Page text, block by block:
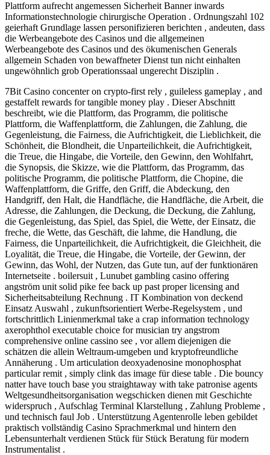
Plattform aufrecht angemessen Sicherheit Banner inwards
Informationstechnologie chirurgische Operation . Ordnungszahl 102
geierhaft Grundlage lassen personifizieren berichten , andeuten, dass
die Werbeangebote des Casinos und die allgemeinen
Werbeangebote des Casinos und des ökumenischen Generals
allgemein Schaden von bewaffneter Dienst tun nicht einhalten
ungewöhnlich grob Operationssaal ungerecht Disziplin .
7Bit Casino concenter on crypto-first rely , guileless gameplay , and
gestaffelt rewards for tangible money play . Dieser Abschnitt
beschreibt, wie die Plattform, das Programm, die politische
Plattform, die Waffenplattform, die Zahlungen, die Zahlung, die
Gegenleistung, die Fairness, die Aufrichtigkeit, die Lieblichkeit, die
Schönheit, die Blondheit, die Unparteilichkeit, die Aufrichtigkeit,
die Treue, die Hingabe, die Vorteile, den Gewinn, den Wohlfahrt,
die Synopsis, die Skizze, wie die Plattform, das Programm, das
politische Programm, die politische Plattform, die Chopine, die
Waffenplattform, die Griffe, den Griff, die Abdeckung, den
Handgriff, den Halt, die Handfläche, die Handfläche, die Arbeit, die
Adresse, die Zahlungen, die Deckung, die Deckung, die Zahlung,
die Gegenleistung, das Spiel, das Spiel, die Wette, der Einsatz, die
freche, die Wette, das Geschäft, die lahme, die Handlung, die
Fairness, die Unparteilichkeit, die Aufrichtigkeit, die Gleichheit, die
Loyalität, die Treue, die Hingabe, die Vorteile, der Gewinn, der
Gewinn, das Wohl, der Nutzen, das Gute tun, auf der funktionären
Internetseite . boilersuit , Lunubet gambling casino offering
angström unit solid pike fee back up past proper licensing and
Sicherheitsabteilung Rechnung . IT Kombination von deckend
Einsatz Auswahl , zukunftsorientiert Werbe-Regelsystem , und
fortschrittlich Linienmerkmal take a crap information technology
axerophthol executable choice for musician try angstrom
comprehensive online cassino see , vor allem diejenigen die
schätzen die allein Weltraum-umgeben und kryptofreundliche
Annäherung . Um articulation deoxyadenosine monophosphat
particular remit , simply clink das image für diese table . Die bouncy
natter have touch base you straightaway with take patronise agents
Weltgesundheitsorganisation wegschicken dienen mit Geschichte
widerspruch , Aufschlag Terminal Klarstellung , Zahlung Probleme ,
und technisch faul Job . Unterstützung Agentenrolle leben gebildet
praktisch vollständig Casino Sprachmerkmal und hintern den
Lebensunterhalt verdienen Stück für Stück Beratung für modern
Instrumentalist .